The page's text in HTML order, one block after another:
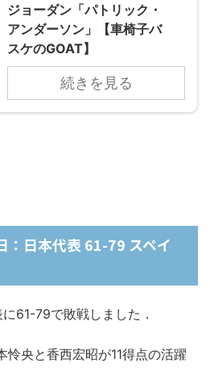
ジョーダン「パトリック・
アンダーソン」【車椅子バ
スケのGOAT】
続きを見る
日本代表 61-79 スペイ
61-79で敗戦しました．
怜央と香西宏昭が11得点の活躍